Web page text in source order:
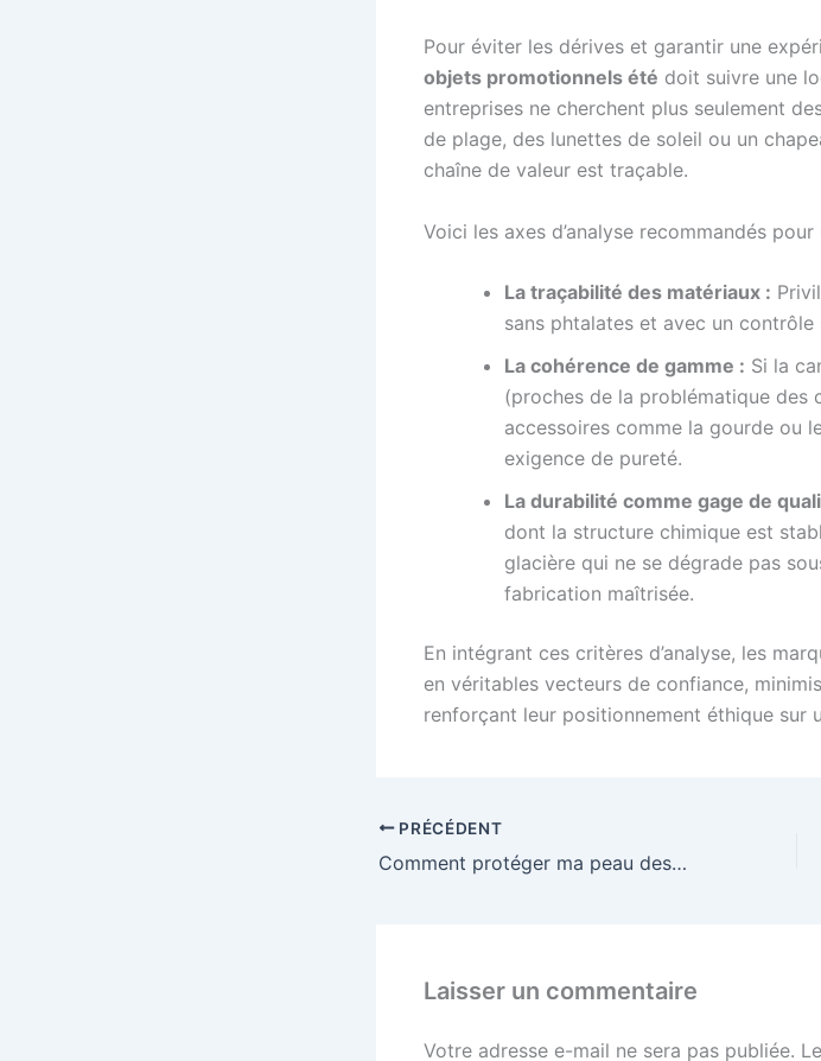
Pour éviter les dérives et garantir une
objets promotionnels été doit suivre une
entreprises ne cherchent plus seulement
de plage, des lunettes de soleil ou un
chaîne de valeur est traçable.
Voici les axes d’analyse recommandés
La traçabilité des matériaux :
sans phtalates et avec un
La cohérence de gamme : Si la
(proches de la problématique des
accessoires comme la gourde ou
exigence de pureté.
La durabilité comme gage de
dont la structure chimique est
glacière qui ne se dégrade pas
fabrication maîtrisée.
En intégrant ces critères d’analyse, les
en véritables vecteurs de confiance,
renforçant leur positionnement éthique sur
PRÉCÉDENT
Comment protéger ma peau des effets du soleil et du sable ?
Laisser un commentaire
Votre adresse e-mail ne sera pas publiée.